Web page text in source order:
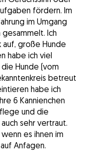
fördern. Im
im Umgang
Ich
auf, große Hunde
habe ich viel
Hunde (vom
betreut
habe ich
6 Kannienchen
und die
sehr vertraut.
es ihnen im
Anfagen.